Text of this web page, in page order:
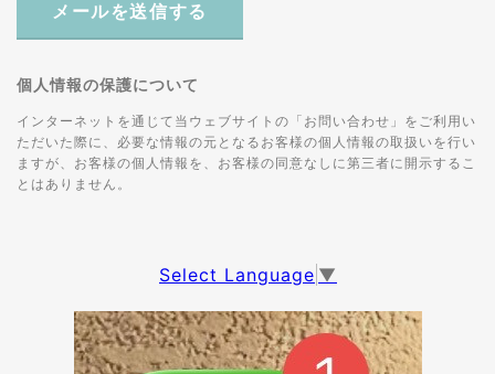
メールを送信する
個人情報の保護について
インターネットを通じて当ウェブサイトの「お問い合わせ」をご利用い
ただいた際に、必要な情報の元となるお客様の個人情報の取扱いを行い
ますが、お客様の個人情報を、お客様の同意なしに第三者に開示するこ
とはありません。
Select Language ▼